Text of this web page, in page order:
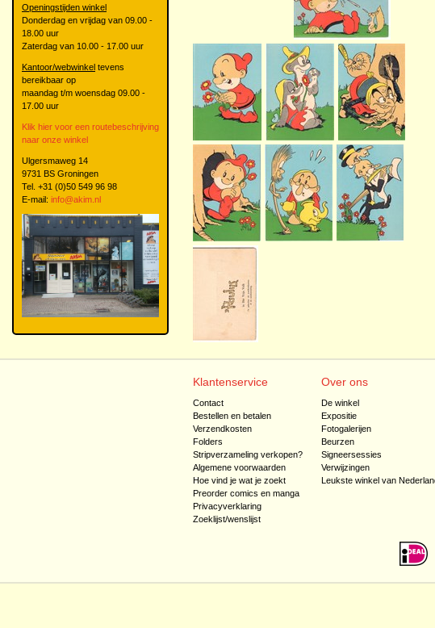
Openingstijden winkel
Donderdag en vrijdag van 09.00 -
18.00 uur
Zaterdag van 10.00 - 17.00 uur
Kantoor/webwinkel tevens
bereikbaar op
maandag t/m woensdag 09.00 -
17.00 uur
Klik hier voor een routebeschrijving
naar onze winkel
Ulgersmaweg 14
9731 BS Groningen
Tel. +31 (0)50 549 96 98
E-mail: info@akim.nl
Klantenservice
Contact
Bestellen en betalen
Verzendkosten
Folders
Stripverzameling verkopen?
Algemene voorwaarden
Hoe vind je wat je zoekt
Preorder comics en manga
Privacyverklaring
Zoeklijst/wenslijst
Over ons
De winkel
Expositie
Fotogalerijen
Beurzen
Signeersessies
Verwijzingen
Leukste winkel van